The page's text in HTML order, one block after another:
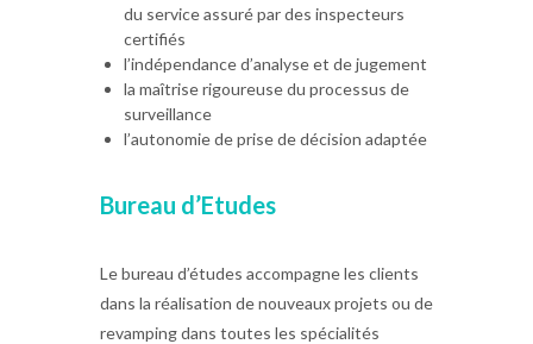
du service assuré par des inspecteurs
certifiés
l’indépendance d’analyse et de jugement
la maîtrise rigoureuse du processus de
surveillance
l’autonomie de prise de décision adaptée
Bureau d’Etudes
Le bureau d’études accompagne les clients
dans la réalisation de nouveaux projets ou de
revamping dans toutes les spécialités